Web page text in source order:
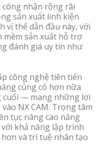
công nhận rộng rãi
sản xuất linh kiện
vị thế dẫn đầu này, với
mềm sản xuất hỗ trợ
đánh giá uy tín như
công nghệ tiên tiến
củng cố hơn nữa
cuối — mang những lợi
NX CAM. Trọng tâm
tục nâng cao năng
khả năng lập trình
và trí tuệ nhân tạo